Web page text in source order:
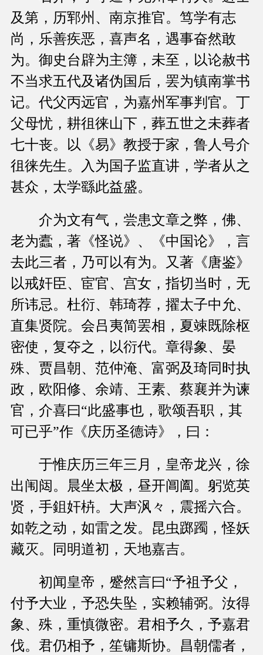
及第，历郓州、南京推官。笃学有志
尚，乐善疾恶，喜声名，遇事奋然敢
为。御史台辟为主簿，未至，以论赦书
不当求五代及诸伪国后，罢为镇南掌书
记。代父丙远官，为嘉州军事判官。丁
父母忧，耕徂徕山下，葬五世之未葬者
七十丧。以《易》教授于家，鲁人号介
徂徕先生。入为国子监直讲，学者从之
甚众，太学繇此益盛。
介为文有气，尝患文章之弊，佛、
老为蠹，著《怪说》、《中国论》，言
去此三者，乃可以有为。又著《唐鉴》
以戒奸臣、宦官、宫女，指切当时，无
所讳忌。杜衍、韩琦荐，擢太子中允、
直集贤院。会吕夷简罢相，夏竦既除枢
密使，复夺之，以衍代。章得象、晏
殊、贾昌朝、范仲淹、富弼及琦同时执
政，欧阳修、余靖、王素、蔡襄并为谏
官，介喜曰“此盛事也，歌颂吾职，其
可已乎”作《庆历圣德诗》，曰：
于惟庆历三年三月，皇帝龙兴，徐
出闱闼。晨坐太极，昼开阊阖。躬览英
贤，手鉏奸枿。大声沨々，震摇六合。
如乾之动，如雷之发。昆虫踯躅，怪妖
藏灭。同明道初，天地嘉吉。
初闻皇帝，蹙然言曰“予祖予父，
付予大业，予恐失坠，实赖辅弼。汝得
象、殊，重慎微密。君相予久，予嘉君
伐。君仍相予，笙镛斯协。昌朝儒者，